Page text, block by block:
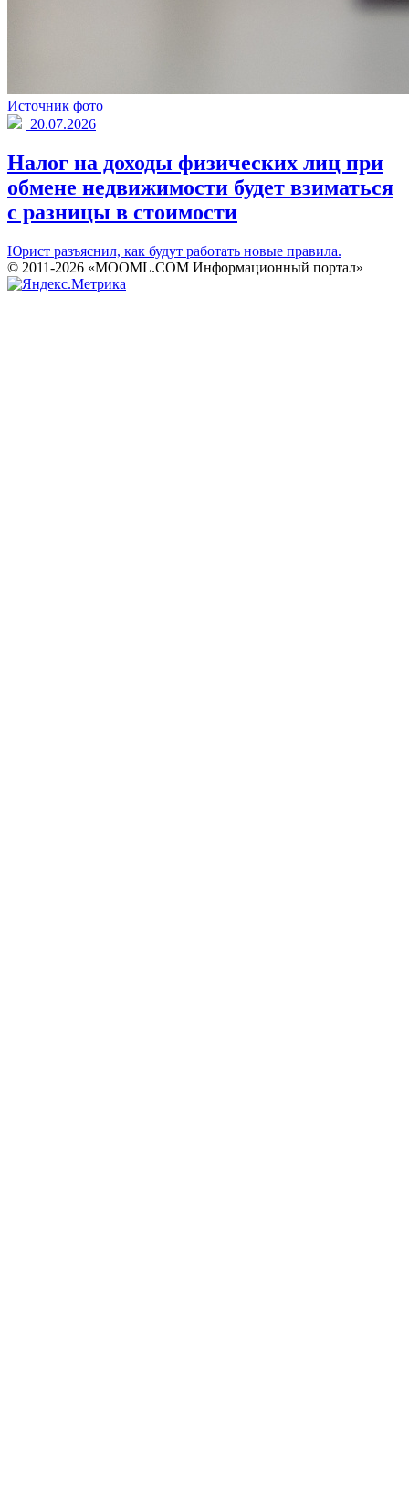
Источник фото
20.07.2026
Налог на доходы физических лиц при
обмене недвижимости будет взиматься
с разницы в стоимости
Юрист разъяснил, как будут работать новые правила.
© 2011-2026 «MOOML.COM Информационный портал»